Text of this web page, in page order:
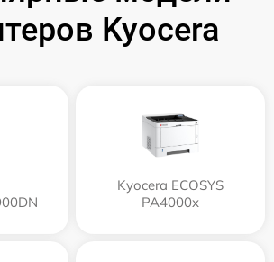
Kyocera
Kyocera ECOSYS
PA4000x